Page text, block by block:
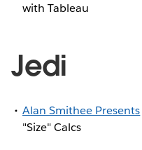
with Tableau
Jedi
Alan Smithee Presents
"Size" Calcs